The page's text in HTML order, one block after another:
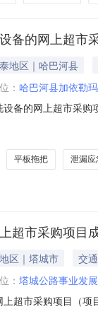
备的网上超市
地区｜哈巴河县
： 哈巴河县加依勒
备的网上超市采
政区划名称:新疆
平板拖把 泄漏应
超市采购项目
区｜塔城市
交
： 塔城公路事业发
超市采购项目（